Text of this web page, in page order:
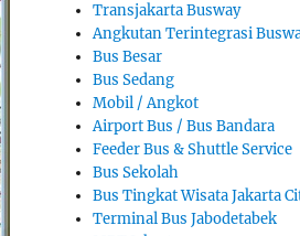
Transjakarta Busway
Angkutan Terintegrasi
Bus Besar
Bus Sedang
Mobil / Angkot
Airport Bus / Bus Bandara
Feeder Bus & Shuttle Service
Bus Sekolah
Bus Tingkat Wisata Jakarta
Terminal Bus Jabodetabek